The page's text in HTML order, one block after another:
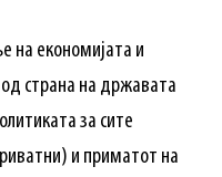
на економијата и
страна на државата
за сите
и приматот на